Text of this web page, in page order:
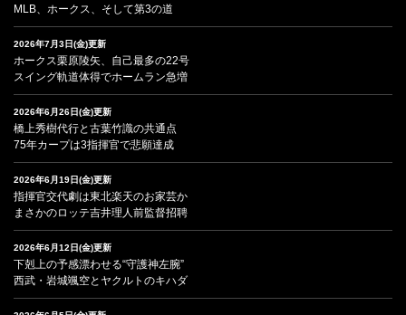
MLB、ホークス、そして第3の道
2026年7月3日(金)更新
ホークス栗原陵矢、自己最多の22号
スイング軌道体得でホームラン急増
2026年6月26日(金)更新
橋上秀樹代行と古葉竹識の共通点
75年カープは3指揮官で悲願達成
2026年6月19日(金)更新
指揮官交代劇は東北楽天のお家芸か
まさかのロッテ吉井理人前監督招聘
2026年6月12日(金)更新
下剋上の予感漂わせる“守護神左腕”
西武・岩城颯空とヤクルトのキハダ